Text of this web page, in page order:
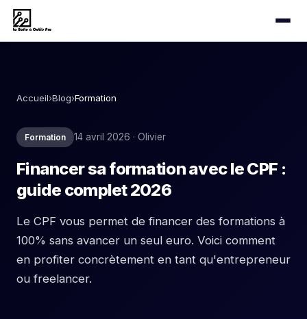
Accueil›Blog›Formation
Formation 14 avril 2026 · Olivier
Financer sa formation avec le CPF :
guide complet 2026
Le CPF vous permet de financer des formations à
100% sans avancer un seul euro. Voici comment
en profiter concrètement en tant qu'entrepreneur
ou freelancer.